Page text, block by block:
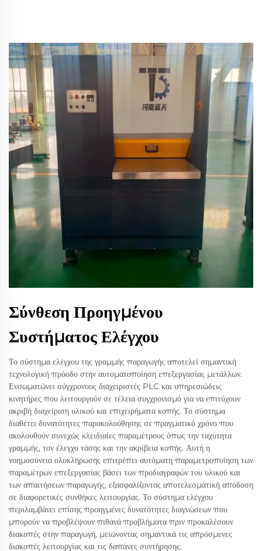
Σύνθεση Προηγμένου
Συστήματος Ελέγχου
Το σύστημα ελέγχου της γραμμής παραγωγής αποτελεί σημαντική
τεχνολογική πρόοδο στην αυτοματοποίηση επεξεργασίας μετάλλων.
Ενσωματώνει σύγχρονους διαχειριστές PLC και υπηρεσιώδεις
κινητήρες που λειτουργούν σε τέλεια συγχρονισμό για να επιτύχουν
ακριβή διαχείριση υλικού και επιχειρήματα κοπής. Το σύστημα
διαθέτει δυνατότητες παρακολούθησης σε πραγματικό χρόνο που
ακολουθούν συνεχώς κλειδιαίες παραμέτρους όπως την ταχύτητα
γραμμής, τον έλεγχο τάσης και την ακρίβεια κοπής. Αυτή η
νοημοσύνεια ολοκλήρωσης επιτρέπει αυτόματη παραμετροποίηση των
παραμέτρων επεξεργασίας βάσει των προδιαγραφών του υλικού και
των απαιτήσεων παραγωγής, εξασφαλίζοντας αποτελεσματική απόδοση
σε διαφορετικές συνθήκες λειτουργίας. Το σύστημα ελέγχου
περιλαμβάνει επίσης προηγμένες δυνατότητες διαγνώσεων που
μπορούν να προβλέψουν πιθανά προβλήματα πριν προκαλέσουν
διακοπές στην παραγωγή, μειώνοντας σημαντικά τις απρόσμενες
διακοπές λειτουργίας και τις δαπάνες συντήρησης.